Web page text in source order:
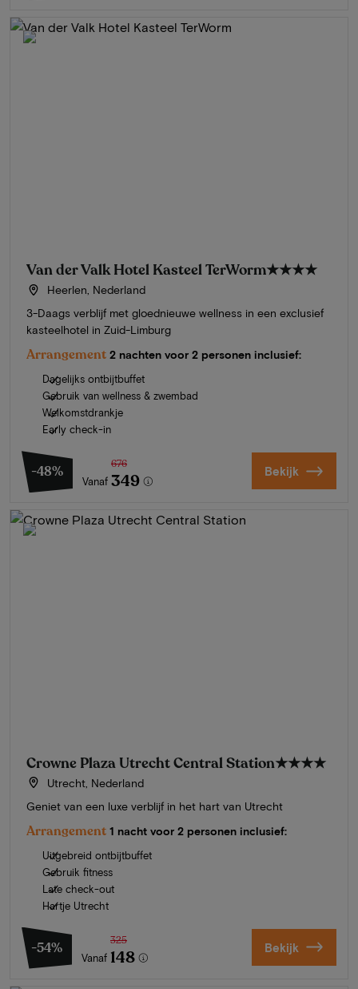
Van der Valk Hotel Kasteel TerWorm★★★★
Heerlen, Nederland
3-Daags verblijf met gloednieuwe wellness in een exclusief
kasteelhotel in Zuid-Limburg
Arrangement 2 nachten voor 2 personen inclusief:
Dagelijks ontbijtbuffet
Gebruik van wellness & zwembad
Welkomstdrankje
Early check-in
-48%
Vanaf
676
349 Bekijk
Crowne Plaza Utrecht Central Station★★★★
Utrecht, Nederland
Geniet van een luxe verblijf in het hart van Utrecht
Arrangement 1 nacht voor 2 personen inclusief:
Uitgebreid ontbijtbuffet
Gebruik fitness
Late check-out
Hartje Utrecht
-54%
Vanaf
325
148 Bekijk